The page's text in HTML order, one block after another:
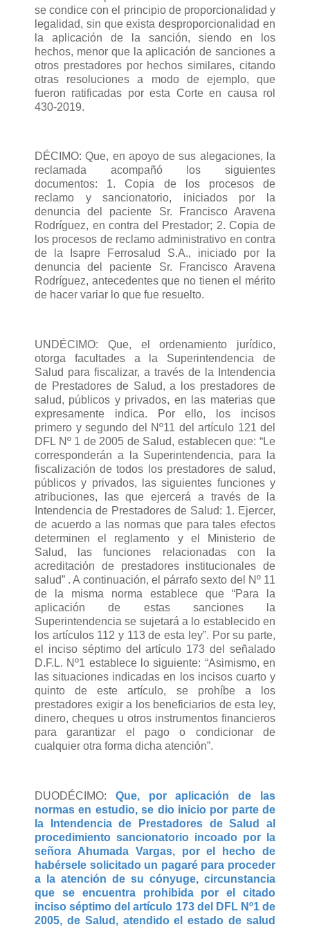
se condice con el principio de proporcionalidad y
legalidad, sin que exista desproporcionalidad en
la aplicación de la sanción, siendo en los
hechos, menor que la aplicación de sanciones a
otros prestadores por hechos similares, citando
otras resoluciones a modo de ejemplo, que
fueron ratificadas por esta Corte en causa rol
430-2019.
DÉCIMO: Que, en apoyo de sus alegaciones, la
reclamada acompañó los siguientes
documentos: 1. Copia de los procesos de
reclamo y sancionatorio, iniciados por la
denuncia del paciente Sr. Francisco Aravena
Rodríguez, en contra del Prestador; 2. Copia de
los procesos de reclamo administrativo en contra
de la Isapre Ferrosalud S.A., iniciado por la
denuncia del paciente Sr. Francisco Aravena
Rodríguez, antecedentes que no tienen el mérito
de hacer variar lo que fue resuelto.
UNDÉCIMO: Que, el ordenamiento jurídico,
otorga facultades a la Superintendencia de
Salud para fiscalizar, a través de la Intendencia
de Prestadores de Salud, a los prestadores de
salud, públicos y privados, en las materias que
expresamente indica. Por ello, los incisos
primero y segundo del Nº11 del artículo 121 del
DFL Nº 1 de 2005 de Salud, establecen que: “Le
corresponderán a la Superintendencia, para la
fiscalización de todos los prestadores de salud,
públicos y privados, las siguientes funciones y
atribuciones, las que ejercerá a través de la
Intendencia de Prestadores de Salud: 1. Ejercer,
de acuerdo a las normas que para tales efectos
determinen el reglamento y el Ministerio de
Salud, las funciones relacionadas con la
acreditación de prestadores institucionales de
salud” . A continuación, el párrafo sexto del Nº 11
de la misma norma establece que “Para la
aplicación de estas sanciones la
Superintendencia se sujetará a lo establecido en
los artículos 112 y 113 de esta ley”. Por su parte,
el inciso séptimo del artículo 173 del señalado
D.F.L. Nº1 establece lo siguiente: “Asimismo, en
las situaciones indicadas en los incisos cuarto y
quinto de este artículo, se prohíbe a los
prestadores exigir a los beneficiarios de esta ley,
dinero, cheques u otros instrumentos financieros
para garantizar el pago o condicionar de
cualquier otra forma dicha atención”.
DUODÉCIMO: Que, por aplicación de las
normas en estudio, se dio inicio por parte de
la Intendencia de Prestadores de Salud al
procedimiento sancionatorio incoado por la
señora Ahumada Vargas, por el hecho de
habérsele solicitado un pagaré para proceder
a la atención de su cónyuge, circunstancia
que se encuentra prohibida por el citado
inciso séptimo del artículo 173 del DFL Nº1 de
2005, de Salud, atendido el estado de salud